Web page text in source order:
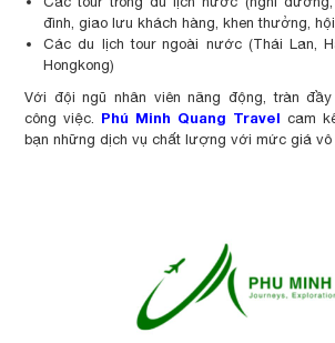
đình, giao lưu khách hàng, khen thưởng,
Các du lịch tour ngoài nước (Thái Lan,
Hongkong)
Với đội ngũ nhân viên năng động, tràn
công việc. Phú Minh Quang Travel cam
bạn những dịch vụ chất lượng với mức giá vô